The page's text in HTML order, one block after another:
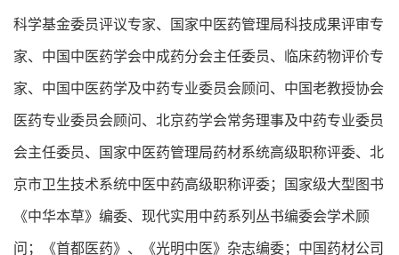
科学基金委员评议专家、国家中医药管理局科技成果评审专
家、中国中医药学会中成药分会主任委员、临床药物评价专
家、中国中医药学及中药专业委员会顾问、中国老教授协会
医药专业委员会顾问、北京药学会常务理事及中药专业委员
会主任委员、国家中医药管理局药材系统高级职称评委、北
京市卫生技术系统中医中药高级职称评委；国家级大型图书
《中华本草》编委、现代实用中药系列丛书编委会学术顾
问；《首都医药》、《光明中医》杂志编委；中国药材公司